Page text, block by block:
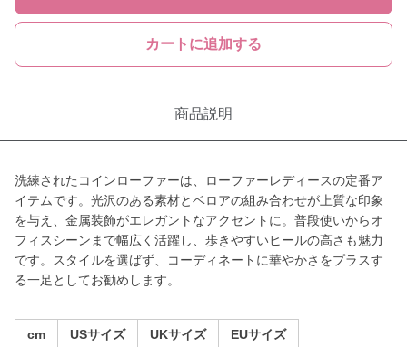
カートに追加する
商品説明
洗練されたコインローファーは、ローファーレディースの定番ア
イテムです。光沢のある素材とベロアの組み合わせが上質な印象
を与え、金属装飾がエレガントなアクセントに。普段使いからオ
フィスシーンまで幅広く活躍し、歩きやすいヒールの高さも魅力
です。スタイルを選ばず、コーディネートに華やかさをプラスす
る一足としてお勧めします。
cm USサイズ UKサイズ EUサイズ